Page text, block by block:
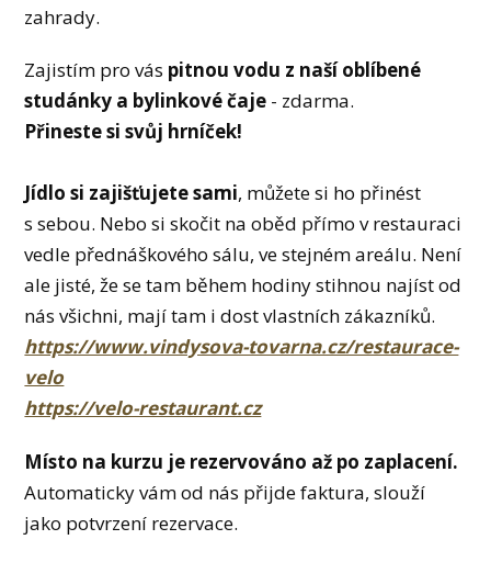
zahrady.
Zajistím pro vás pitnou vodu z naší oblíbené
studánky a bylinkové čaje - zdarma.
Přineste si svůj hrníček!
Jídlo si zajišťujete sami, můžete si ho přinést
s sebou. Nebo si skočit na oběd přímo v restauraci
vedle přednáškového sálu, ve stejném areálu. Není
ale jisté, že se tam během hodiny stihnou najíst od
nás všichni, mají tam i dost vlastních zákazníků.
https://www.vindysova-tovarna.cz/restaurace-
velo
https://velo-restaurant.cz
Místo na kurzu je rezervováno až po zaplacení.
Automaticky vám od nás přijde faktura, slouží
jako potvrzení rezervace.